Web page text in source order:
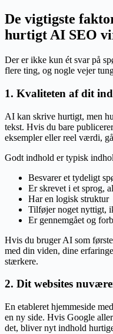
De vigtigste
hurtigt AI SEO
Der er ikke kun ét svar på
flere ting, og nogle vejer
1. Kvaliteten af dit
AI kan skrive hurtigt, men
tekst. Hvis du bare
eksempler eller reel værdi,
Godt indhold er typisk
Besvarer et tydeligt
Er skrevet i et sprog,
Har en logisk struktur
Tilføjer noget nyttigt,
Er gennemgået og
Hvis du bruger AI som
med din viden, dine
stærkere.
2. Dit websites
En etableret hjemmeside
en ny side. Hvis Google
det, bliver nyt indhold